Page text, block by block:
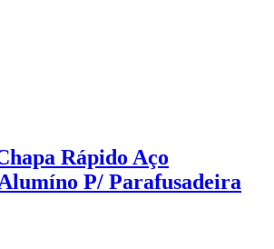
Rápido Aço
P/ Parafusadeira